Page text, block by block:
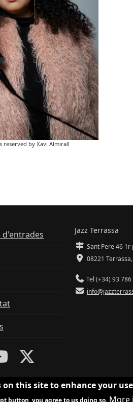
reserved by Xavi Almirall
d'entrades Jazz Terrassa
Sant Pere 46 1r
08221 Terrassa,
Tel (+34) 93
on this site to enhance your
button, you agree to us doing so. More